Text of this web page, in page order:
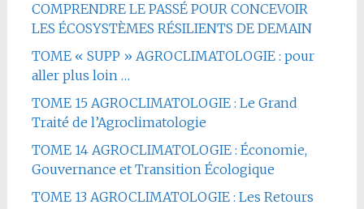
COMPRENDRE LE PASSÉ POUR CONCEVOIR
LES ÉCOSYSTÈMES RÉSILIENTS DE DEMAIN
TOME « SUPP » AGROCLIMATOLOGIE : pour
aller plus loin …
TOME 15 AGROCLIMATOLOGIE : Le Grand
Traité de l’Agroclimatologie
TOME 14 AGROCLIMATOLOGIE : Économie,
Gouvernance et Transition Écologique
TOME 13 AGROCLIMATOLOGIE : Les Retours